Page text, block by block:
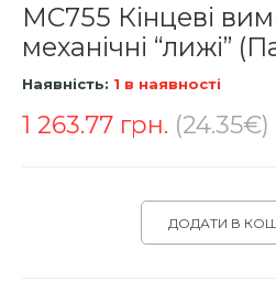
MC755 Кінцеві
механічні “лижі”
Наявність: 1 в наявності
1 263.77 грн. (24.35€)
ДОДАТИ В